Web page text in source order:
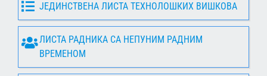
ЈЕДИНСТВЕНА ЛИСТА ТЕХНОЛОШКИХ ВИШКОВА
ЛИСТА РАДНИКА СА НЕПУНИМ РАДНИМ
ВРЕМЕНОМ